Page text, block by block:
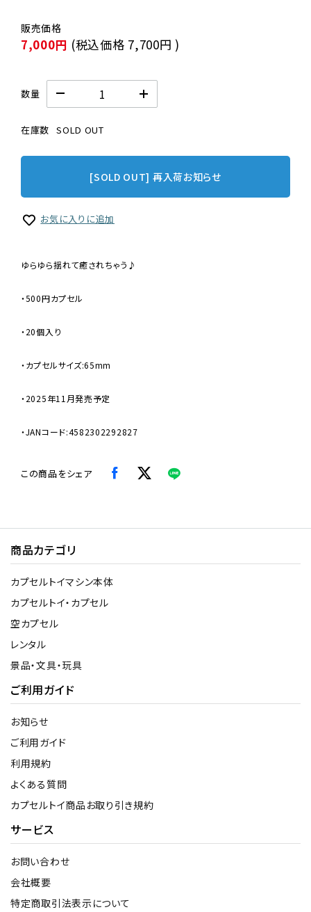
7,000円 (税込価格 7,700円 )
数量
在庫数 SOLD OUT
[SOLD OUT] 再入荷お知らせ
お気に入りに追加
ゆらゆら揺れて癒されちゃう♪
・500円カプセル
・20個入り
・カプセルサイズ:65mm
・2025年11月発売予定
・JANコード:4582302292827
この商品をシェア
商品カテゴリ
カプセルトイマシン本体
カプセルトイ・カプセル
空カプセル
レンタル
景品・文具・玩具
ご利用ガイド
お知らせ
ご利用ガイド
利用規約
よくある質問
カプセルトイ商品お取り引き規約
サービス
お問い合わせ
会社概要
特定商取引法表示について